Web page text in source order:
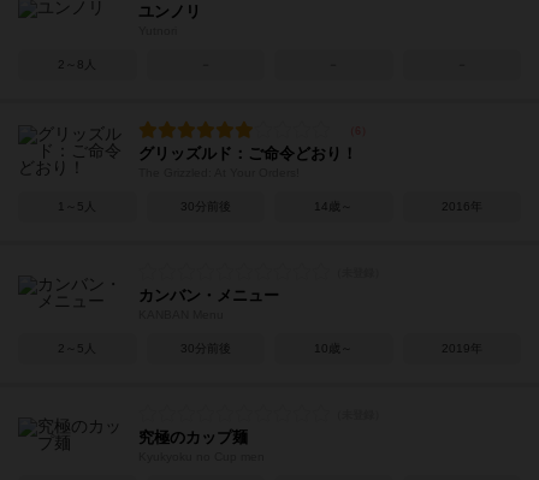
ユンノリ
2～8人
グリッズルド：ご命令どおり！
1～5人 30分前後 14歳～ 2016年
カンバン・メニュー
2～5人 30分前後 10歳～ 2019年
究極のカップ麺